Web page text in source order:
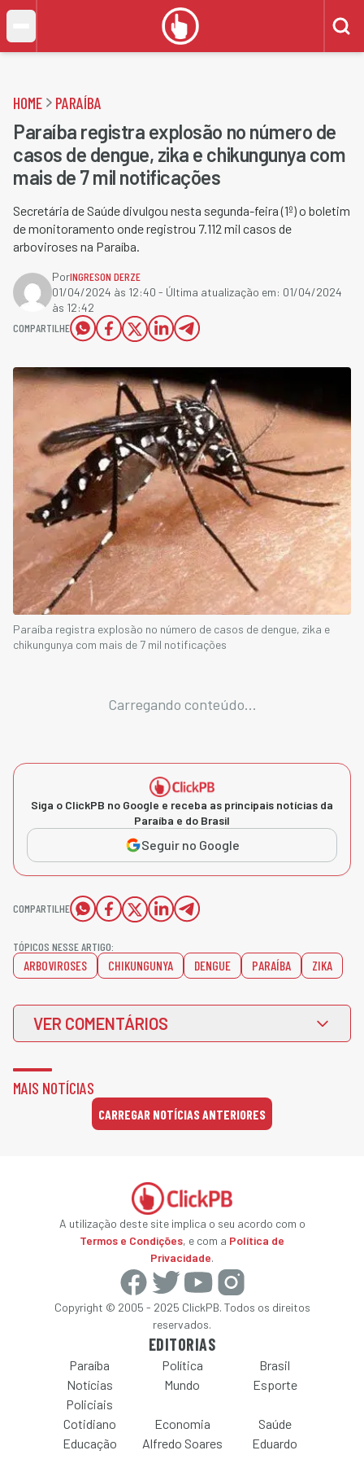
HOME PARAÍBA
Paraíba registra explosão no número de
casos de dengue, zika e chikungunya com
mais de 7 mil notificações
Secretária de Saúde divulgou nesta segunda-feira (1º) o boletim
de monitoramento onde registrou 7.112 mil casos de
arboviroses na Paraíba.
PorINGRESON DERZE
01/04/2024 às 12:40 - Última atualização em: 01/04/2024
às 12:42
COMPARTILHE
Paraíba registra explosão no número de casos de dengue, zika e
chikungunya com mais de 7 mil notificações
Carregando conteúdo...
Siga o ClickPB no Google e receba as principais notícias da
Paraíba e do Brasil
Seguir no Google
COMPARTILHE
TÓPICOS NESSE ARTIGO:
ARBOVIROSES CHIKUNGUNYA DENGUE PARAÍBA ZIKA
VER COMENTÁRIOS
MAIS NOTÍCIAS
CARREGAR NOTÍCIAS ANTERIORES
A utilização deste site implica o seu acordo com o
Termos e Condições, e com a Política de
Privacidade.
Copyright © 2005 - 2025 ClickPB. Todos os direitos
reservados.
EDITORIAS
Paraíba Política
Brasil
Notícias
Policiais
Mundo Esporte
Cotidiano Economia
Saúde
Educação
Alfredo Soares
Eduardo